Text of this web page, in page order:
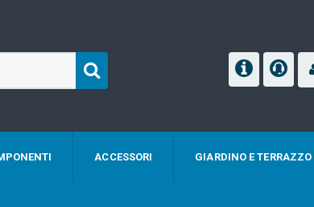
ACCESSORI GIARDINO E TERRAZZO